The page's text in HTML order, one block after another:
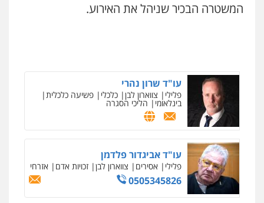
המשטרה הבכיר שניהל את האירוע.
עו"ד שרון נהרי
פלילי צווארון לבן כלכלי פשיעה כלכלית
בינלאומי הליכי הסגרה
עו"ד אביגדור פלדמן
פלילי אסירים צווארון לבן זכויות אדם אזרחי
0505345826
ניר קידר – צלם
צילום עורכי דין
דין
רונן הלל – מוניטין
מחיקת כתבות מגוגל ודחיקת אזכורים
שליליים
שירותים מקצועיים לעורכי דין